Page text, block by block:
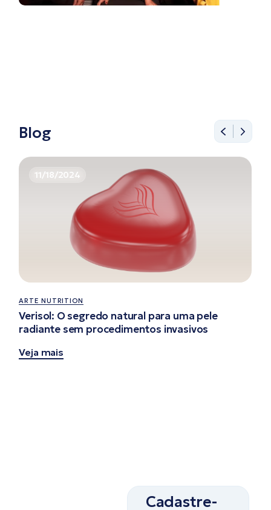
Blog
11/18/2024
ARTE NUTRITION
Verisol: O segredo natural para uma pele
radiante sem procedimentos invasivos
Veja mais
Cadastre-